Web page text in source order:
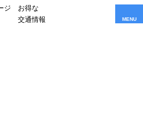
ジ
お得な
交通情報
MENU